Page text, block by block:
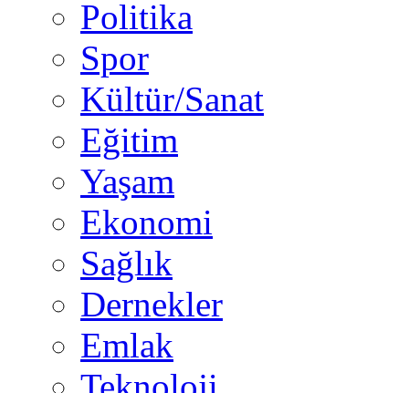
Politika
Spor
Kültür/Sanat
Eğitim
Yaşam
Ekonomi
Sağlık
Dernekler
Emlak